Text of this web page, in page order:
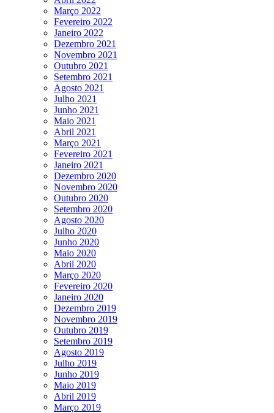
Março 2022
Fevereiro 2022
Janeiro 2022
Dezembro 2021
Novembro 2021
Outubro 2021
Setembro 2021
Agosto 2021
Julho 2021
Junho 2021
Maio 2021
Abril 2021
Março 2021
Fevereiro 2021
Janeiro 2021
Dezembro 2020
Novembro 2020
Outubro 2020
Setembro 2020
Agosto 2020
Julho 2020
Junho 2020
Maio 2020
Abril 2020
Março 2020
Fevereiro 2020
Janeiro 2020
Dezembro 2019
Novembro 2019
Outubro 2019
Setembro 2019
Agosto 2019
Julho 2019
Junho 2019
Maio 2019
Abril 2019
Março 2019